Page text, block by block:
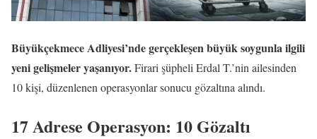
Büyükçekmece Adliyesi’nde gerçekleşen büyük soygunla ilgili
yeni gelişmeler yaşanıyor.Firari şüpheli Erdal T.’nin ailesinden
10 kişi, düzenlenen operasyonlar sonucu gözaltına alındı.
17 Adrese Operasyon: 10 Gözaltı